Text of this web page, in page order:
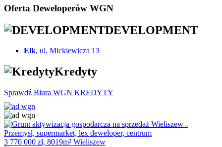
Oferta Deweloperów WGN
DEVELOPMENT
Ełk, ul. Mickiewicza 13
Kredyty
Sprawdź Biura WGN KREDYTY
3 770 000 zł, 8019m² Wieliszew